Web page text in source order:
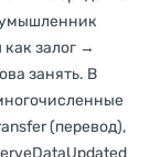
залог →
занять. В
(перевод),